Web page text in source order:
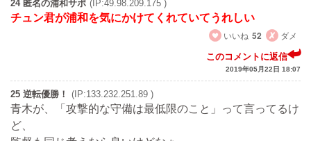
24 匿名の浦和サポ (IP:49.98.209.175 )
チュン君が浦和を気にかけてくれていてうれしい
いいね 52 ダメ
このコメントに返信
2019年05月22日 18:07
25 逆転優勝！ (IP:133.232.251.89 )
青木が、「攻撃的な守備は最低限のこと」って言ってるけ
ど、